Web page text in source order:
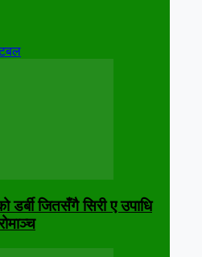
डर्बी जितसँगै सिरी ए उपाधि